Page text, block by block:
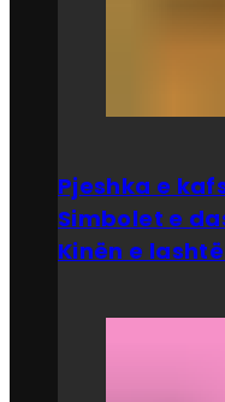
Pjeshka e
Simbolet e
Kinën e lashtë